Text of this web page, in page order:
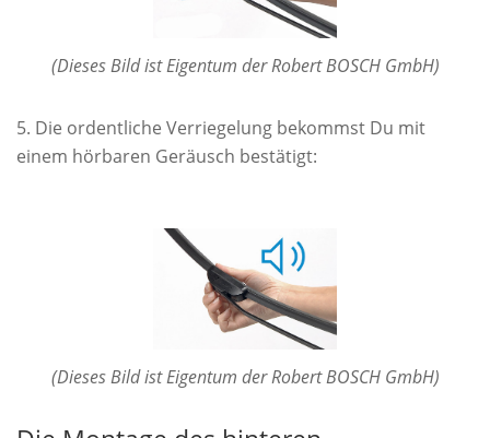
(Dieses Bild ist Eigentum der Robert BOSCH GmbH)
Die ordentliche Verriegelung bekommst Du mit
einem hörbaren Geräusch bestätigt:
(Dieses Bild ist Eigentum der Robert BOSCH GmbH)